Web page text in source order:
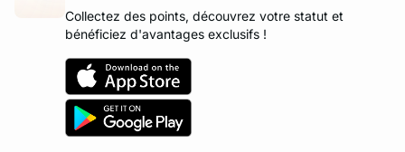
Collectez des points, découvrez votre statut et
bénéficiez d'avantages exclusifs !